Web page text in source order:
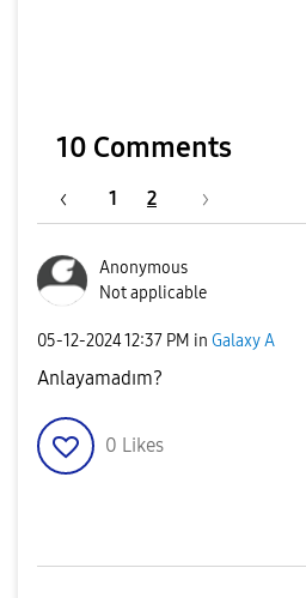
10 Comments
1 2
Anonymous
Not applicable
‎05-12-202412:37 PM in Galaxy A
Anlayamadım?
0 Likes